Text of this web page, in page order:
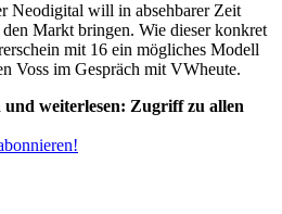
Neodigital will in absehbarer Zeit
Markt bringen. Wie dieser konkret
mit 16 ein mögliches Modell
Voss im Gespräch mit VWheute.
weiterlesen: Zugriff zu allen